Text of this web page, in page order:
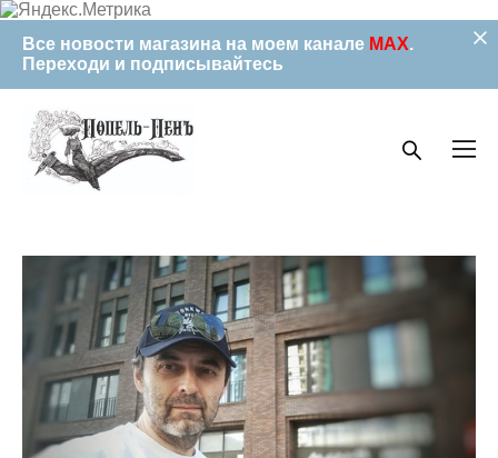
Все новости магазина на моем канале MAX.
Переходи и подписывайтесь